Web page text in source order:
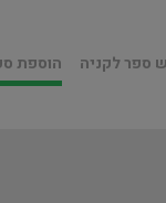
ספר לקניה הוספת